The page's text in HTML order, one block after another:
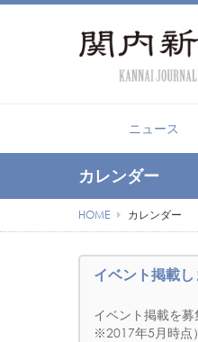
ニュース
カレンダー
HOME カレンダー
イベント掲載し
イベント掲載を
※2017年5月時点